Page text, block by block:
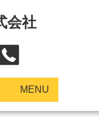
会社
MENU